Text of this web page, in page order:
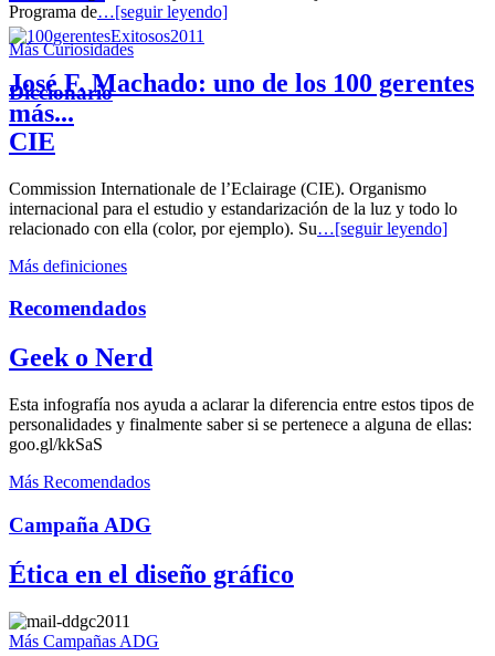
José F. Machado: uno de los 100 gerentes
más...
Programa de…[seguir leyendo]
Más Curiosidades
Diccionario
CIE
Commission Internationale de l’Eclairage (CIE). Organismo
internacional para el estudio y estandarización de la luz y todo lo
relacionado con ella (color, por ejemplo). Su…[seguir leyendo]
Más definiciones
Recomendados
Geek o Nerd
Esta infografía nos ayuda a aclarar la diferencia entre estos tipos de
personalidades y finalmente saber si se pertenece a alguna de ellas:
goo.gl/kkSaS
Más Recomendados
Campaña ADG
Ética en el diseño gráfico
Más Campañas ADG